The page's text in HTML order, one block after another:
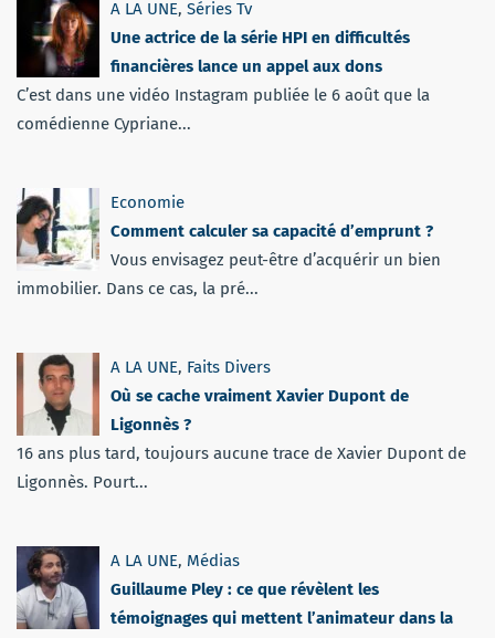
A LA UNE, Séries Tv
Une actrice de la série HPI en difficultés
financières lance un appel aux dons
C’est dans une vidéo Instagram publiée le 6 août que la
comédienne Cypriane...
Economie
Comment calculer sa capacité d’emprunt ?
Vous envisagez peut-être d’acquérir un bien
immobilier. Dans ce cas, la pré...
A LA UNE, Faits Divers
Où se cache vraiment Xavier Dupont de
Ligonnès ?
16 ans plus tard, toujours aucune trace de Xavier Dupont de
Ligonnès. Pourt...
A LA UNE, Médias
Guillaume Pley : ce que révèlent les
témoignages qui mettent l’animateur dans la